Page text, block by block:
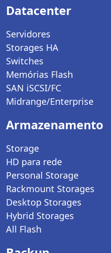
Datacenter
Servidores
Storages HA
Switches
Memórias Flash
SAN iSCSI/FC
Midrange/Enterprise
Armazenamento
Storage
HD para rede
Personal Storage
Rackmount Storages
Desktop Storages
Hybrid Storages
All Flash